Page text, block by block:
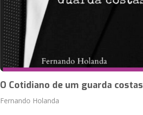
O Cotidiano de um guarda costas
Fernando Holanda